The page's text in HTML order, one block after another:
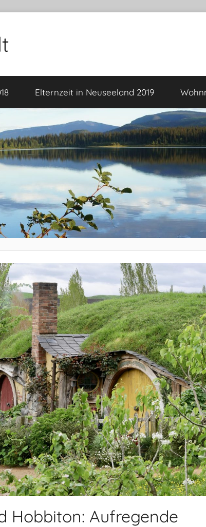
Elternzeit in Neuseeland 2019
Hobbiton: Aufregende